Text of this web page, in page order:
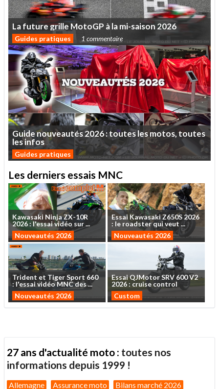
Lafuturegrille MotoGP àlami-saison 2026
Guides pratiques 1 commentaire
Guidenouveautés2026:touteslesmotos,toutes
lesinfos
Guides pratiques
Les derniers essais MNC
Kawasaki NinjaZX-10R
2026: l'essaividéo sur...
Nouveautés 2026
Essai Kawasaki Z650S 2026
: le roadsterquiveut ...
Nouveautés 2026
Trident et TigerSport 660
: l'essaividéo MNCdes...
Nouveautés 2026
EssaiQJMotorSRV 600V2
2026 : cruise control
Custom
27 ans d'actualité moto : toutes nos
informations depuis 1999 !
Allemagne Assurance moto Bilans marché 2026